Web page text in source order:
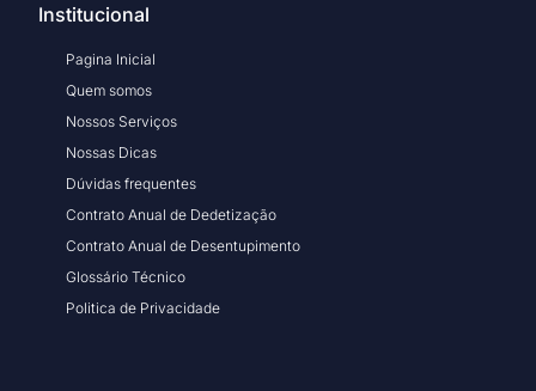
Institucional
Pagina Inicial
Quem somos
Nossos Serviços
Nossas Dicas
Dúvidas frequentes
Contrato Anual de Dedetização
Contrato Anual de Desentupimento
Glossário Técnico
Politica de Privacidade